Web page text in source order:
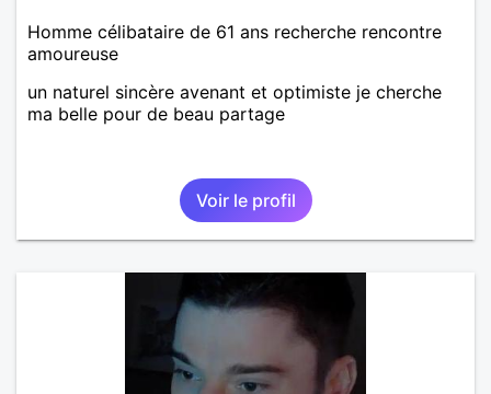
Homme célibataire de 61 ans recherche rencontre
amoureuse
un naturel sincère avenant et optimiste je cherche
ma belle pour de beau partage
Voir le profil